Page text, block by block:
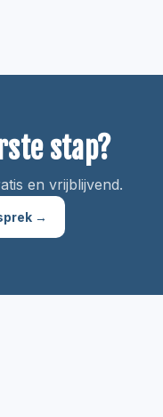
stap?
en vrijblijvend.
→